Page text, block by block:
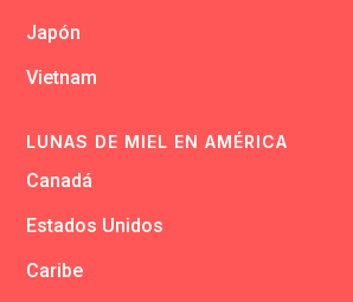
Japón
Vietnam
LUNAS DE MIEL EN AMÉRICA
Canadá
Estados Unidos
Caribe